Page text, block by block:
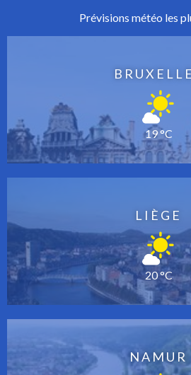
Prévisions météo les
19 °C
LIÈGE
20 °C
NAMUR